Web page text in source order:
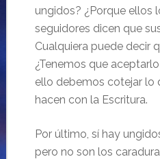
ungidos? ¿Porque ellos
seguidores dicen que
Cualquiera puede decir
¿Tenemos que
ello debemos cotejar lo
hacen con la Escritura.
Por último, sí hay
pero no son los